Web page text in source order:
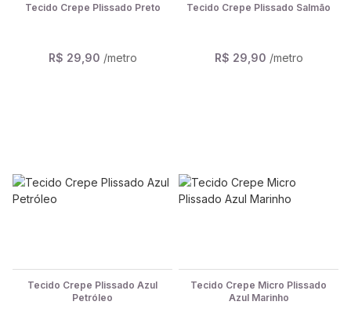
Tecido Crepe Plissado Preto
R$ 29,90 /metro
Tecido Crepe Plissado Salmão
R$ 29,90 /metro
Tecido Crepe Plissado Azul
Petróleo
Tecido Crepe Micro Plissado
Azul Marinho